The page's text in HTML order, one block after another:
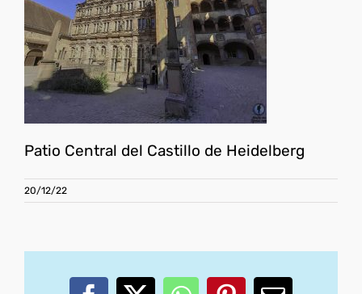
Patio Central del Castillo de Heidelberg
20/12/22